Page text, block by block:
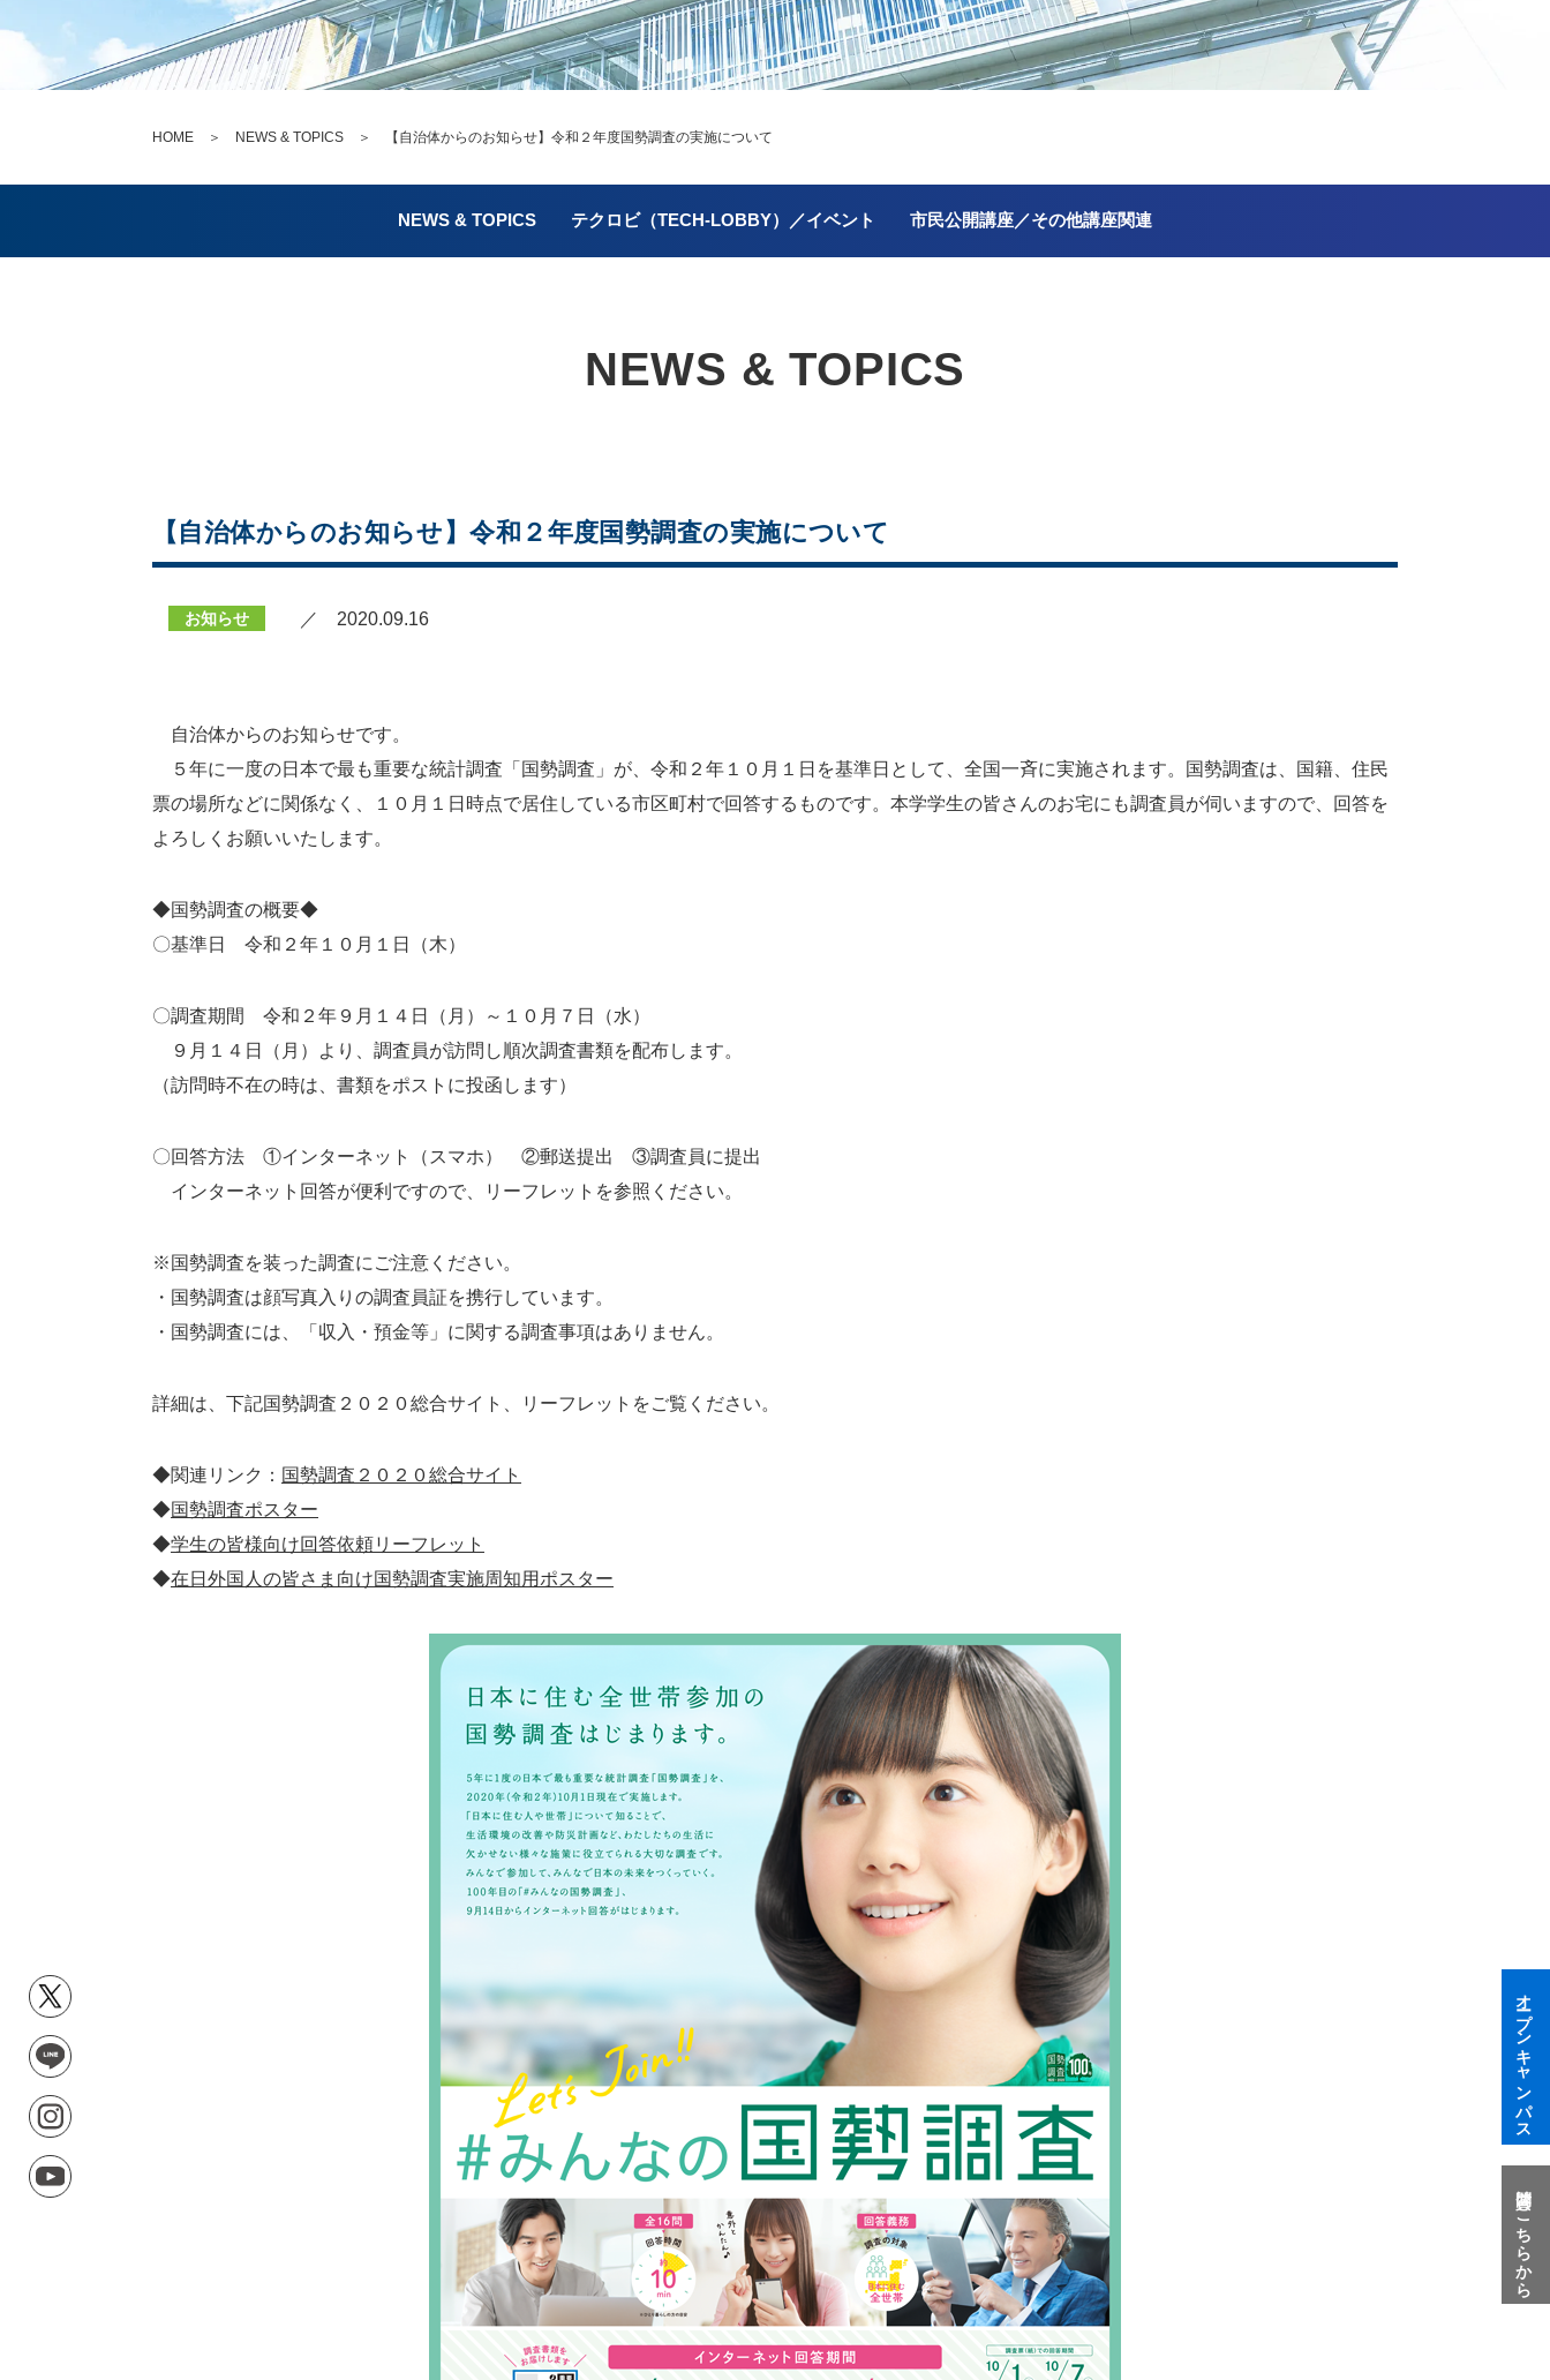
HOME ＞ NEWS & TOPICS ＞ 【自治体からのお知らせ】令和２年度国勢調査の実施について
NEWS & TOPICS テクロビ（TECH-LOBBY）／イベント 市民公開講座／その他講座関連
NEWS & TOPICS
【自治体からのお知らせ】令和２年度国勢調査の実施について
お知らせ ／ 2020.09.16
自治体からのお知らせです。
５年に一度の日本で最も重要な統計調査「国勢調査」が、令和２年１０月１日を基準日として、全国一斉に実施されます。国勢調査は、国籍、住民
票の場所などに関係なく、１０月１日時点で居住している市区町村で回答するものです。本学学生の皆さんのお宅にも調査員が伺いますので、回答を
よろしくお願いいたします。
◆国勢調査の概要◆
〇基準日 令和２年１０月１日（木）
〇調査期間 令和２年９月１４日（月）～１０月７日（水）
９月１４日（月）より、調査員が訪問し順次調査書類を配布します。
（訪問時不在の時は、書類をポストに投函します）
〇回答方法 ①インターネット（スマホ） ②郵送提出 ③調査員に提出
インターネット回答が便利ですので、リーフレットを参照ください。
※国勢調査を装った調査にご注意ください。
・国勢調査は顔写真入りの調査員証を携行しています。
・国勢調査には、「収入・預金等」に関する調査事項はありません。
詳細は、下記国勢調査２０２０総合サイト、リーフレットをご覧ください。
◆関連リンク： 国勢調査２０２０総合サイト
◆国勢調査ポスター
◆学生の皆様向け回答依頼リーフレット
◆在日外国人の皆さま向け国勢調査実施周知用ポスター
オープンキャンパス
質問はこちらから